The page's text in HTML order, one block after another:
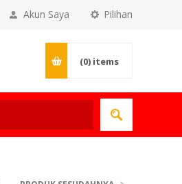
Pilihan
Akun Saya
(0) items